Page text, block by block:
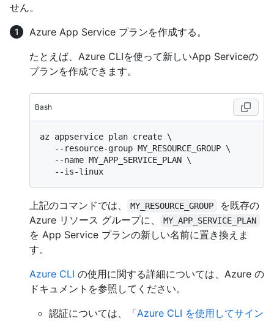
せん。
Azure App Service プランを作成する。
たとえば、Azure CLIを使って新しいApp Serviceの
プランを作成できます。
Bash
az appservice plan create \
上記のコマンドでは、 MY_RESOURCE_GROUP
を既存の
Azure リソース グループに、
MY_APP_SERVICE_PLAN
を App Service プランの新しい名前に置き換えま
す。
Azure CLI の使用に関する詳細については、Azure の
ドキュメントを参照してください。
認証については、「Azure CLI を使用してサイン